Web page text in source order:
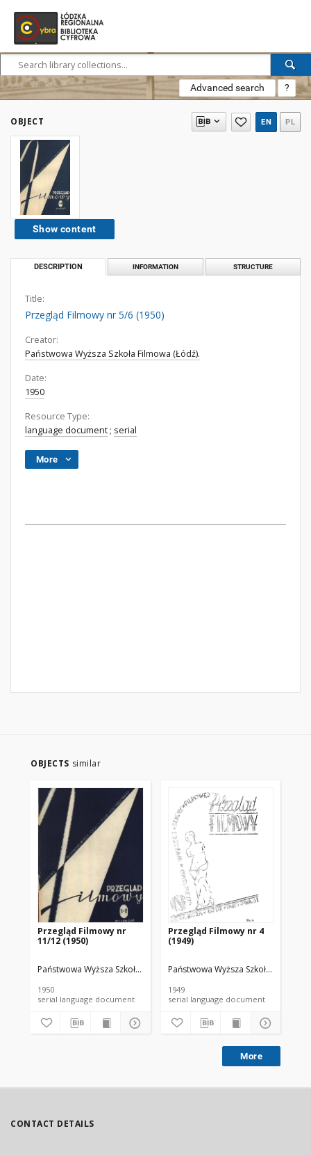
Advanced search ?
OBJECT EN PL
Show content
DESCRIPTION INFORMATION STRUCTURE
Title:
Przegląd Filmowy nr 5/6 (1950)
Creator:
Państwowa Wyższa Szkoła Filmowa (Łódź).
Date:
1950
Resource Type:
language document ; serial
More
OBJECTS similar
Przegląd Filmowy nr
11/12 (1950)
Państwowa Wyższa Szkoła Filmowa (Łódź).
1950
serial language document
Przegląd Filmowy nr 4
(1949)
Państwowa Wyższa Szkoła Filmowa
1949
serial language document
More
CONTACT DETAILS